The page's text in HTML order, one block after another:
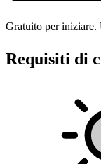
Gratuito per iniziare.
Requisiti di